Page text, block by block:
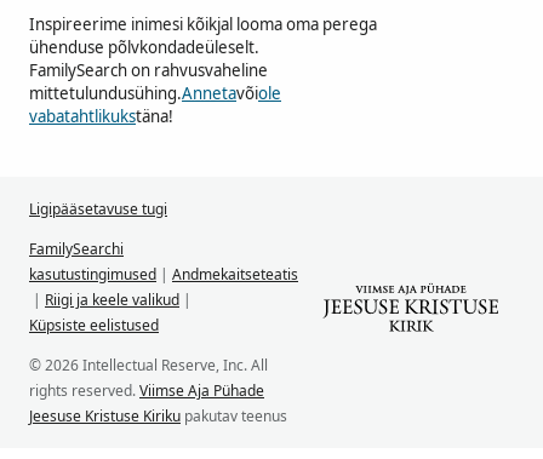
Inspireerime inimesi kõikjal looma oma perega
ühenduse põlvkondadeüleselt.
FamilySearch on rahvusvaheline
mittetulundusühing.Annetavõiole
vabatahtlikukstäna!
Ligipääsetavuse tugi
FamilySearchi
kasutustingimused | Andmekaitseteatis
| Riigi ja keele valikud |
Küpsiste eelistused
© 2026 Intellectual Reserve, Inc. All
rights reserved.Viimse Aja Pühade
Jeesuse Kristuse Kiriku pakutav teenus